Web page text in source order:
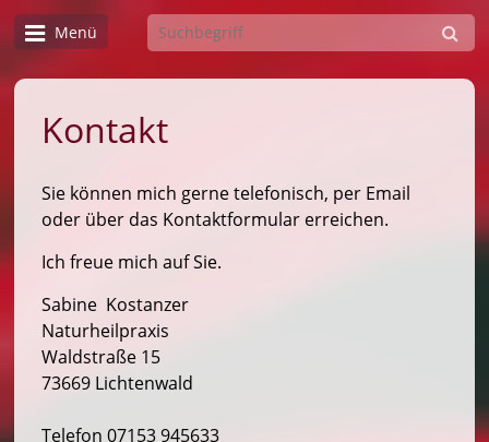
Menü
Kontakt
Sie können mich gerne telefonisch, per Email
oder über das Kontaktformular erreichen.
Ich freue mich auf Sie.
Sabine Kostanzer
Naturheilpraxis
Waldstraße 15
73669 Lichtenwald
Telefon 07153 945633